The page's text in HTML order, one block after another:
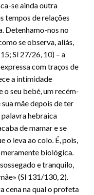
se ainda outra
tempos de relações
Detenhamo-nos no
se observa, aliás,
Sl 27/26, 10) – a
com traços de
a intimidade
o seu bebé, um recém-
mãe depois de ter
hebraica
de mamar e se
o leva ao colo. É, pois,
biológica.
e tranquilo,
(Sl 131/130, 2).
cena na qual o profeta